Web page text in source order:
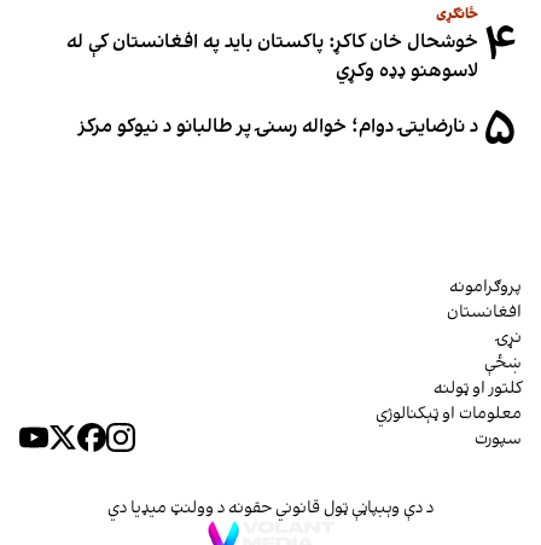
۴ ځانګړی
خوشحال خان کاکړ: پاکستان بايد په افغانستان کې له
لاسوهنو ډډه وکړي
۵ د نارضایتۍ دوام؛ خواله رسنۍ پر طالبانو د نیوکو مرکز
پروګرامونه
افغانستان
نړۍ
ښځې
کلتور او ټولنه
معلومات او ټېکنالوژي
سپورت
د دې وېبپاڼې ټول قانوني حقونه د وولنټ میډیا دي